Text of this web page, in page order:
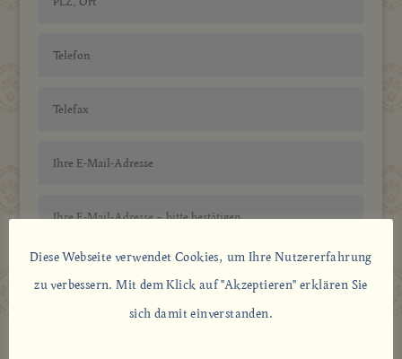
Diese Webseite verwendet Cookies, um Ihre Nutzererfahrung
zu verbessern. Mit dem Klick auf "Akzeptieren" erklären Sie
sich damit einverstanden.